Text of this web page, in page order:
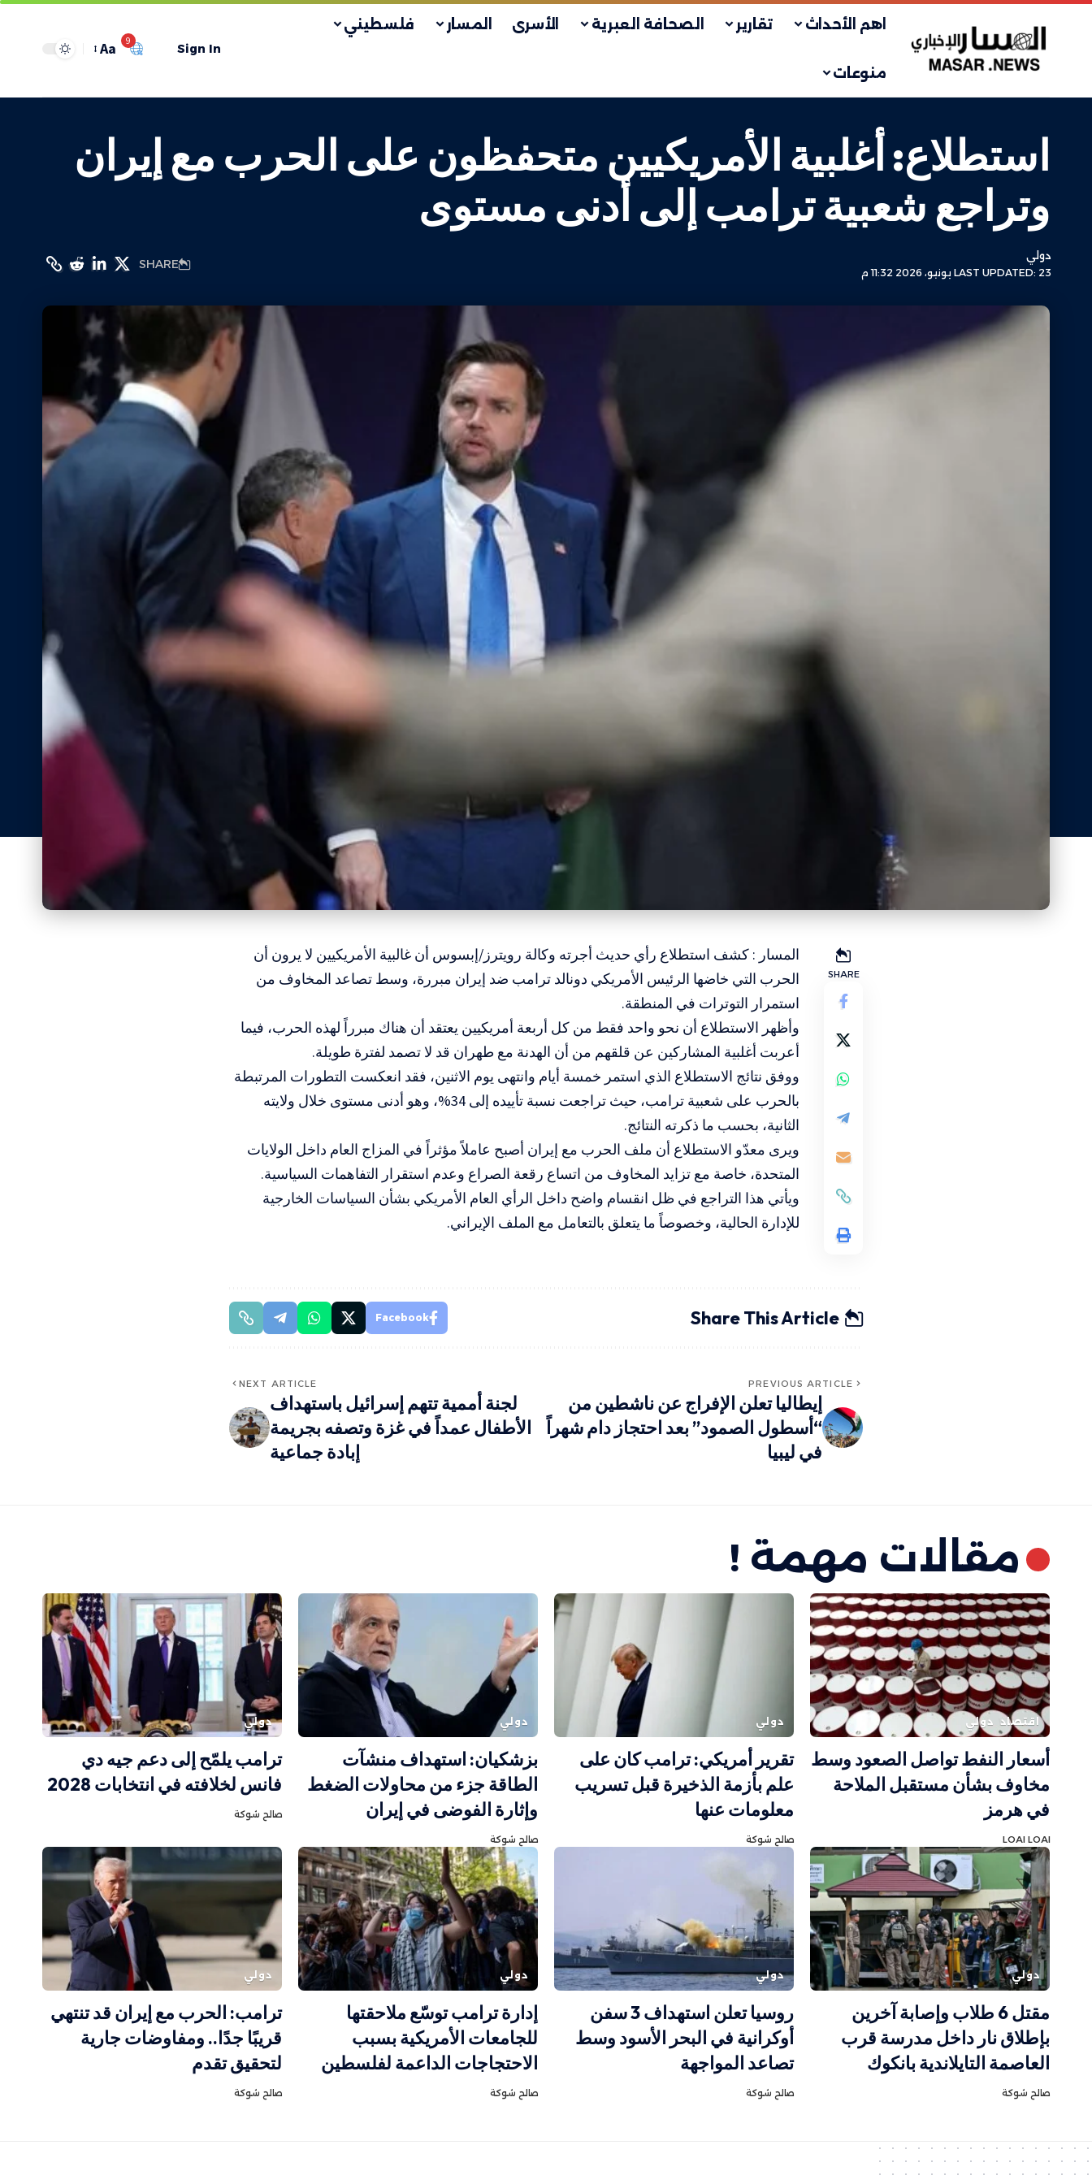
اهم الأحداث تقارير الصحافة العبرية الأسرى المسار فلسطيني
منوعات
Sign In
9
Aa
استطلاع: أغلبية الأمريكيين متحفظون على الحرب مع إيران
وتراجع شعبية ترامب إلى أدنى مستوى
LAST UPDATED: 23 يونيو، 2026 11:32 م
دولي
SHARE
SHARE
المسار : كشف استطلاع رأي حديث أجرته وكالة رويترز/إبسوس أن غالبية الأمريكيين لا يرون أن
الحرب التي خاضها الرئيس الأمريكي دونالد ترامب ضد إيران مبررة، وسط تصاعد المخاوف من
استمرار التوترات في المنطقة.
وأظهر الاستطلاع أن نحو واحد فقط من كل أربعة أمريكيين يعتقد أن هناك مبرراً لهذه الحرب، فيما
أعربت أغلبية المشاركين عن قلقهم من أن الهدنة مع طهران قد لا تصمد لفترة طويلة.
ووفق نتائج الاستطلاع الذي استمر خمسة أيام وانتهى يوم الاثنين، فقد انعكست التطورات المرتبطة
بالحرب على شعبية ترامب، حيث تراجعت نسبة تأييده إلى 34%، وهو أدنى مستوى خلال ولايته
الثانية، بحسب ما ذكرته النتائج.
ويرى معدّو الاستطلاع أن ملف الحرب مع إيران أصبح عاملاً مؤثراً في المزاج العام داخل الولايات
المتحدة، خاصة مع تزايد المخاوف من اتساع رقعة الصراع وعدم استقرار التفاهمات السياسية.
ويأتي هذا التراجع في ظل انقسام واضح داخل الرأي العام الأمريكي بشأن السياسات الخارجية
للإدارة الحالية، وخصوصاً ما يتعلق بالتعامل مع الملف الإيراني.
Share This Article
Facebook
PREVIOUS ARTICLE
إيطاليا تعلن الإفراج عن ناشطين من
“أسطول الصمود” بعد احتجاز دام شهراً
في ليبيا
NEXT ARTICLE
لجنة أممية تتهم إسرائيل باستهداف
الأطفال عمداً في غزة وتصفه بجريمة
إبادة جماعية
مقالات مهمة !
اقتصاد دولي
أسعار النفط تواصل الصعود وسط
مخاوف بشأن مستقبل الملاحة
في هرمز
LOAI LOAI
دولي
تقرير أمريكي: ترامب كان على
علم بأزمة الذخيرة قبل تسريب
معلومات عنها
صالح شوكة
دولي
بزشكيان: استهداف منشآت
الطاقة جزء من محاولات الضغط
وإثارة الفوضى في إيران
صالح شوكة
دولي
ترامب يلمّح إلى دعم جيه دي
فانس لخلافته في انتخابات 2028
صالح شوكة
دولي
مقتل 6 طلاب وإصابة آخرين
بإطلاق نار داخل مدرسة قرب
العاصمة التايلاندية بانكوك
صالح شوكة
دولي
روسيا تعلن استهداف 3 سفن
أوكرانية في البحر الأسود وسط
تصاعد المواجهة
صالح شوكة
دولي
إدارة ترامب توسّع ملاحقتها
للجامعات الأمريكية بسبب
الاحتجاجات الداعمة لفلسطين
صالح شوكة
دولي
ترامب: الحرب مع إيران قد تنتهي
قريبًا جدًا.. ومفاوضات جارية
لتحقيق تقدم
صالح شوكة